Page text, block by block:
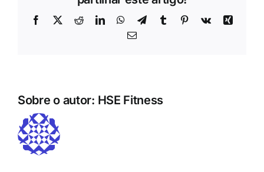
Facebook
X RedditLinkedInWhatsApp
Telegrama
Tumblr Pinterest
Vk
Xing
Correio
Sobre o autor: HSE Fitness